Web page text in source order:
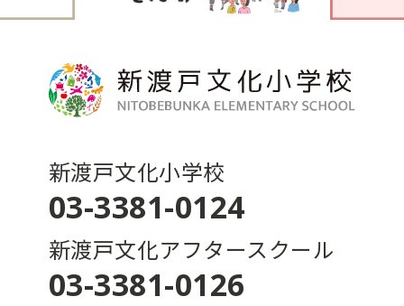
新渡戸文化小学校
03-3381-0124
新渡戸文化アフタースクール
03-3381-0126